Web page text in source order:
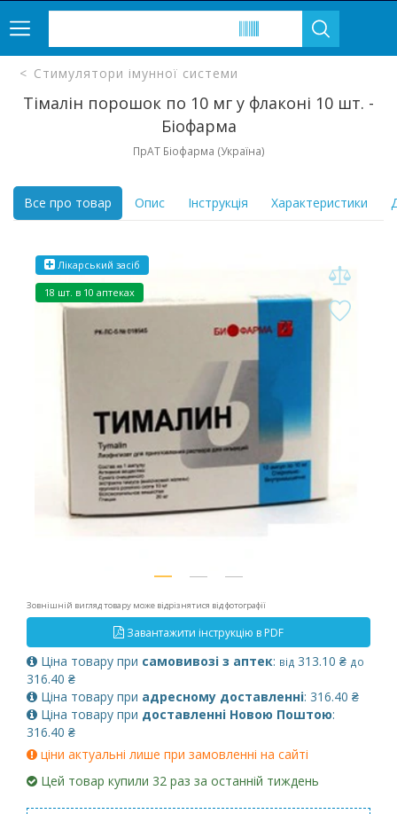
Стимулятори імунної системи
Тімалін порошок по 10 мг у флаконі 10 шт. -
Біофарма
ПрАТ Біофарма (Україна)
Все про товар Опис Інструкція Характеристики
Лікарський засіб
18 шт. в 10 аптеках
Зовнішній вигляд товару може відрізнятися від фотографії
Завантажити інструкцію в PDF
Ціна товару при самовивозі з аптек: від 313.10 ₴ до
316.40 ₴
Ціна товару при адресному доставленні: 316.40 ₴
Ціна товару при доставленні Новою Поштою:
316.40 ₴
ціни актуальні лише при замовленні на сайті
Цей товар купили 32 раз за останній тиждень